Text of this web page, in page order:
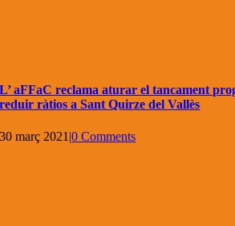
L’ aFFaC reclama aturar el tancament
reduir ràtios a Sant Quirze del Vallès
30 març 2021 |0 Comments